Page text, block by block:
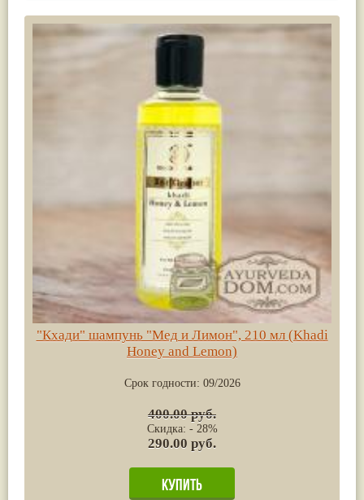
"Кхади" шампунь "Мед и Лимон", 210 мл (Khadi
Honey and Lemon)
Срок годности: 09/2026
400.00 руб.
Скидка: - 28%
290.00 руб.